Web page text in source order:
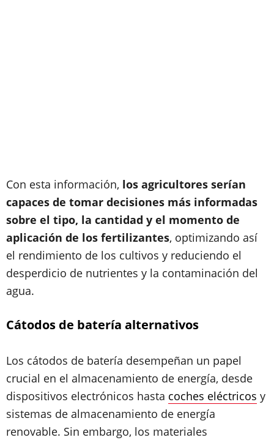
Con esta información, los agricultores serían
capaces de tomar decisiones más informadas
sobre el tipo, la cantidad y el momento de
aplicación de los fertilizantes, optimizando así
el rendimiento de los cultivos y reduciendo el
desperdicio de nutrientes y la contaminación del
agua.
Cátodos de batería alternativos
Los cátodos de batería desempeñan un papel
crucial en el almacenamiento de energía, desde
dispositivos electrónicos hasta coches eléctricos y
sistemas de almacenamiento de energía
renovable. Sin embargo, los materiales